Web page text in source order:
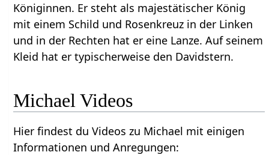
Königinnen. Er steht als majestätischer König
mit einem Schild und Rosenkreuz in der Linken
und in der Rechten hat er eine Lanze. Auf seinem
Kleid hat er typischerweise den Davidstern.
Michael Videos
Hier findest du Videos zu Michael mit einigen
Informationen und Anregungen: